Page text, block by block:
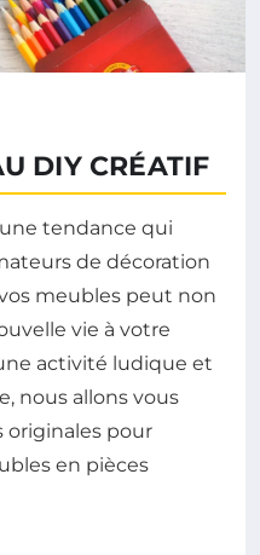
DIY CRÉATIF
une tendance qui
de décoration
meubles peut non
vie à votre
activité ludique et
nous allons vous
originales pour
en pièces